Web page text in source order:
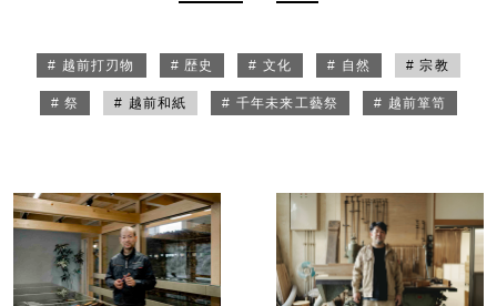
# 越前打刃物 # 歴史 # 文化 # 自然 # 宗教
# 祭 # 越前和紙 # 千年未来工藝祭 # 越前箪笥